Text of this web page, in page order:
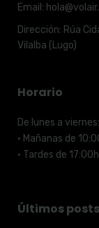
Email:
Dirección: Rúa
Vilalba (Lugo)
Horario
De lunes a viernes:
· Mañanas de
· Tardes de
Últimos posts